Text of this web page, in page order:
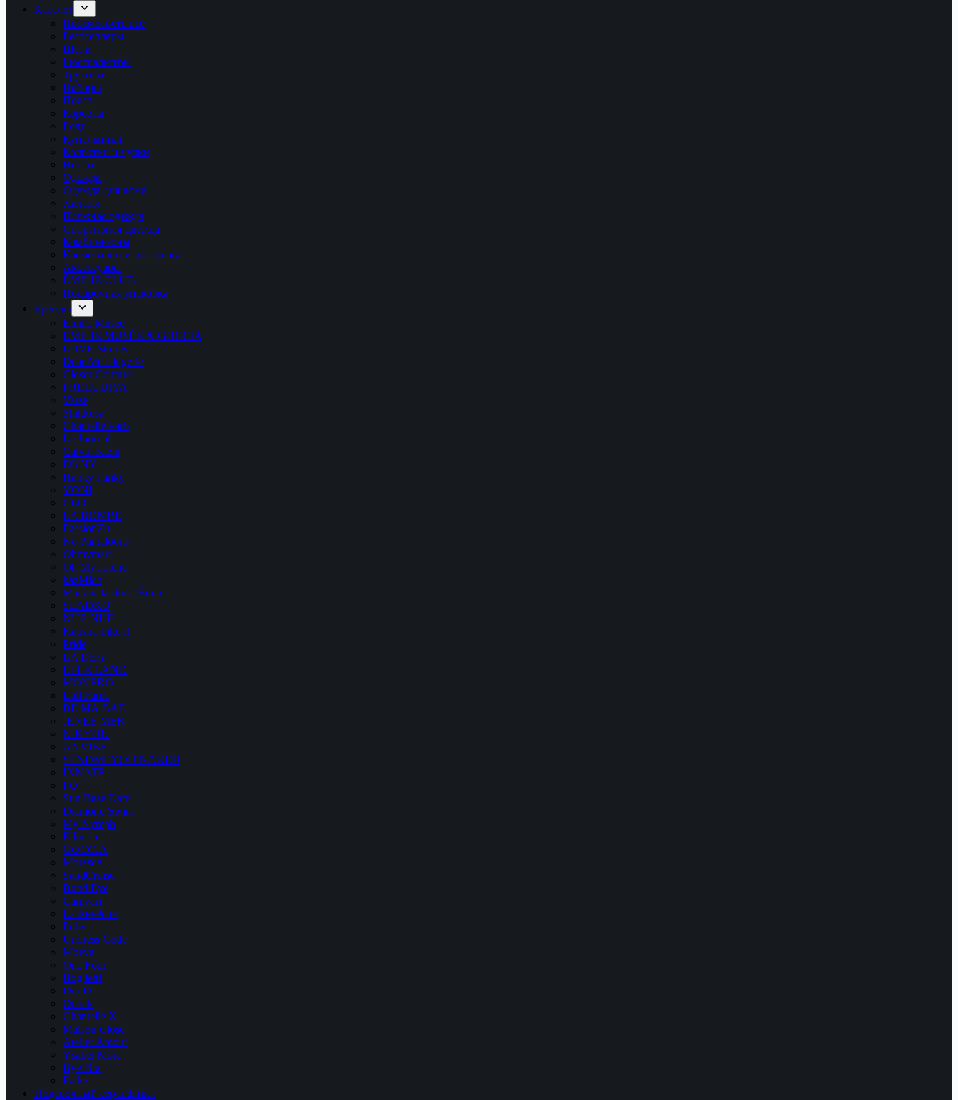
Каталог
Просмотреть всё
Бестселлеры
Шёлк
Бюстгальтеры
Трусики
Наборы
Пояса
Корсеты
Боди
Купальники
Колготки и чулки
Носки
Одежда
Одежда для дома
Халаты
Пляжная одежда
Спортивная одежда
Комбинезоны
Косметички и шопперы
Аксессуары
ÉMILIE CLUB
Подарочная упаковка
Бренды
Emilie Musee
ÉMILIE MUSÉE & GOCCIA
LOVE Stories
Dear Me Lingerie
Closer Couture
PRELUDIYA
Verse
Shikkosa
Chantelle Paris
Le Journal
Calvin Klein
DKNY
Hanky Panky
YONI
CLO
LA BOMBE
PassionZu
No Pantaloons
Ohmymarr
Oh My Jolene
kázMich
Maison Jardin d’Éden
SLADKO
NUE NUE
Katisha Like It
Pride
LA DEA
ELLE LAND
MONERO
Luli Fama
BE.MA.BAE
JENEE MER
NIKYOU
ANVIBE
SENDMEYOU.NAKED
INNATE
PQ
Sun Base Date
Diamond Swim
My Nymph
Ellinida
GOCCIA
Moresqa
SandCruise
Bond Eye
Camvari
La Revêche
Poby
Undress Code
Moeva
One Four
Boglietti
DnuD
Opaak
Chantelle X
Maison Close
Atelier Amour
Ysabel Mora
Bye Bra
Falke
Подарочный сертификат